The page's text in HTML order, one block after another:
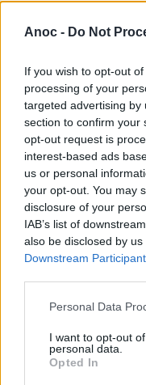
Anoc - Do Not
If you wish to opt-out
processing of your
targeted advertising by
section to confirm your
opt-out request is
interest-based ads
us or personal
your opt-out. You may
disclosure of your
IAB’s list of
also be disclosed by
Downstream
Personal Data
I want to opt-out
personal data.
Opted In
Infos pratiques :
pendant les
dispositif consiste
une pochette
d'inciter les gens à
téléphone pendant
système semble
début et en fin de
Billetterie en ligne.